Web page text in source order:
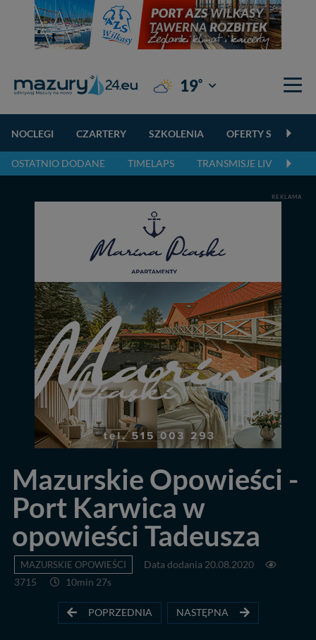
19° Giżycko
NOCLEGI CZARTERY SZKOLENIA OFERTY
OSTATNIO DODANE TIMELAPS TRANSMISJE LIVE
REKLAMA
Mazurskie Opowieści -
Port Karwica w
opowieści Tadeusza
MAZURSKIE OPOWIEŚCI
Data dodania 20.08.2020
3715
10min 27s
POPRZEDNIA NASTĘPNA